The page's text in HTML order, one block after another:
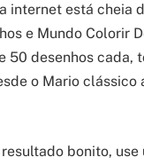
internet está cheia
e Mundo Colorir
50 desenhos cada,
o Mario clássico
bonito, use